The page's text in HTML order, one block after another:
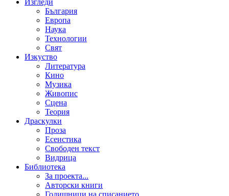
Изгледи
България
Европа
Наука
Технологии
Свят
Изкуство
Литература
Кино
Музика
Живопис
Сцена
Теория
Драскулки
Проза
Есеистика
Свободен текст
Видрица
Библиотека
За проекта...
Авторски книги
Годишници на списанието